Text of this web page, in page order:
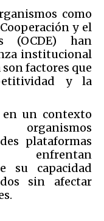
como
y el
(OCDE) han
institucional
factores que
y la
en un contexto
plataformas
su capacidad
sin afectar